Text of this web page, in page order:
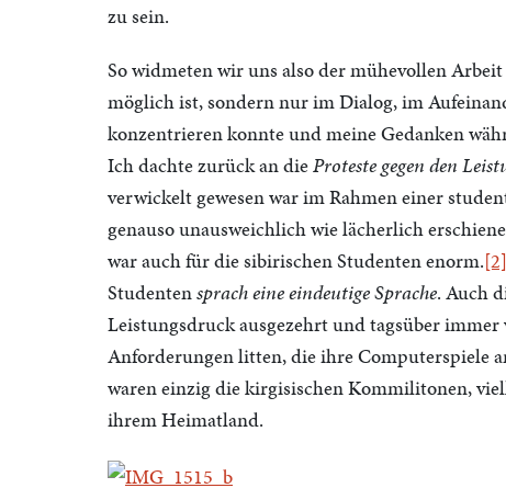
zu sein.
So widmeten wir uns also der mühevollen
möglich ist, sondern nur im Dialog, im
konzentrieren konnte und meine Gedanken
Ich dachte zurück an dieProteste gegen den
verwickelt gewesen war im Rahmen einer
genauso unausweichlich wie lächerlich
war auch für die sibirischen Studenten enorm.[2]
Studentensprach eine eindeutige Sprache. Auch
Leistungsdruck ausgezehrt und tagsüber
Anforderungen litten, die ihre Computerspiele
waren einzig die kirgisischen Kommilitonen,
ihrem Heimatland.